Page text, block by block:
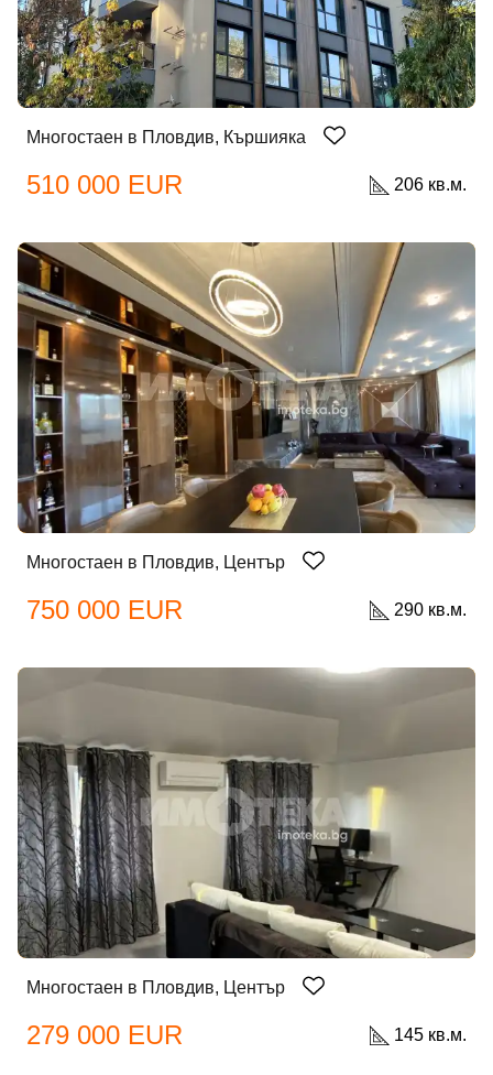
Добре дошъл!
Вход Регистрация
Многостаен в Пловдив, Кършияка
510 000 EUR 206 кв.м.
Многостаен в Пловдив, Център
750 000 EUR 290 кв.м.
Многостаен в Пловдив, Център
279 000 EUR 145 кв.м.